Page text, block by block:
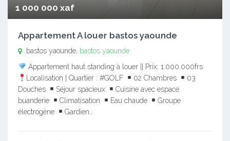
1 000 000 xaf
Appartement A louer bastos yaounde
bastos yaounde, bastos yaounde
Appartement haut standing à louer || Prix: 1.000.000frs
Localisation | Quartier : #GOLF
02 Chambres
03
Douches
Séjour spacieux
Cuisine avec espace
buanderie
Climatisation Eau chaude
Groupe
électrogène
Gardien…